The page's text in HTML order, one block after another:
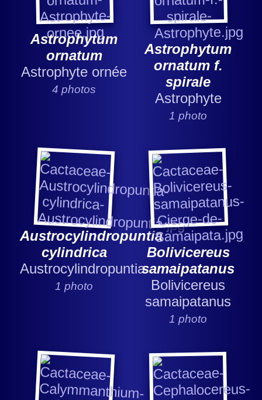
Astrophytum
ornatum
Astrophyte ornée
4 photos
Astrophytum
ornatum f.
spirale
Astrophyte
1 photo
Austrocylindropuntia
cylindrica
Austrocylindropuntia
1 photo
Bolivicereus
samaipatanus
Bolivicereus
samaipatanus
1 photo